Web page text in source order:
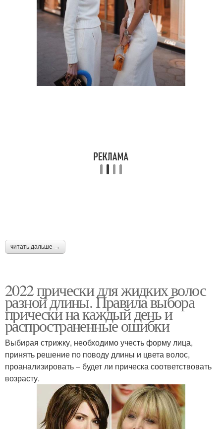
Волосы в тугие укладки
Стрижка на средние
волосы
Стрижки на средние
волосы
Фото с челкой
полудлинные волосы
Волос без челки
Прически на средние
волосы
Растрепанные волосы Заколки на волосах
читать дальше →
2022 прически для жидких волос
разной длины. Правила выбора
прически на каждый день и
распространенные ошибки
Выбирая стрижку, необходимо учесть форму лица,
принять решение по поводу длины и цвета волос,
проанализировать – будет ли прическа соответствовать
возрасту.